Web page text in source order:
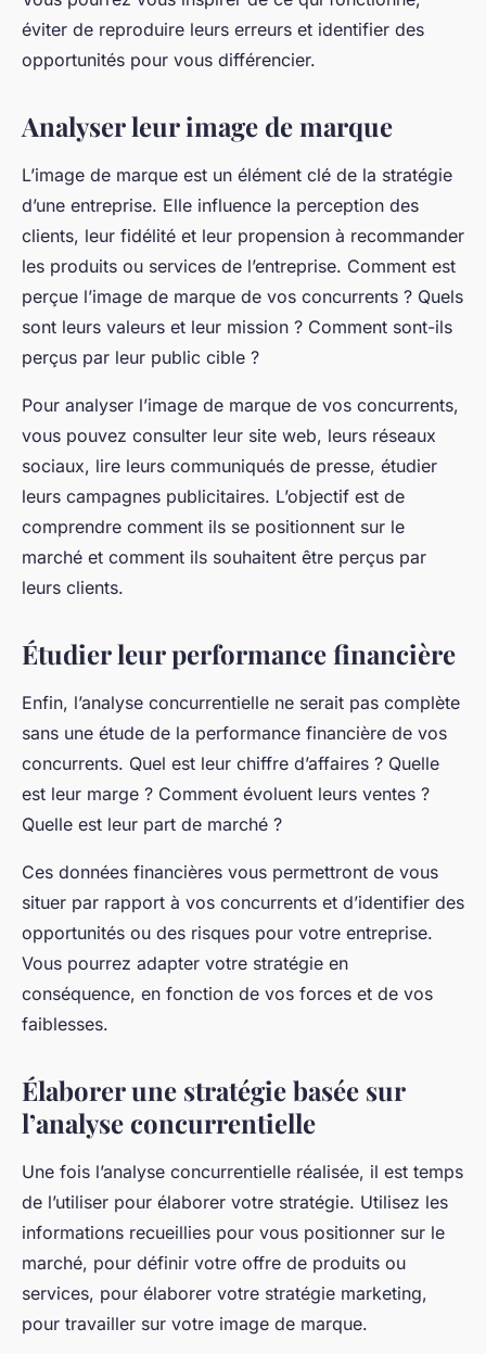
éviter de reproduire leurs erreurs et identifier des
opportunités pour vous différencier.
Analyser leur image de marque
L’image de marque est un élément clé de la stratégie
d’une entreprise. Elle influence la perception des
clients, leur fidélité et leur propension à recommander
les produits ou services de l’entreprise. Comment est
perçue l’image de marque de vos concurrents ? Quels
sont leurs valeurs et leur mission ? Comment sont-ils
perçus par leur public cible ?
Pour analyser l’image de marque de vos concurrents,
vous pouvez consulter leur site web, leurs réseaux
sociaux, lire leurs communiqués de presse, étudier
leurs campagnes publicitaires. L’objectif est de
comprendre comment ils se positionnent sur le
marché et comment ils souhaitent être perçus par
leurs clients.
Étudier leur performance financière
Enfin, l’analyse concurrentielle ne serait pas complète
sans une étude de la performance financière de vos
concurrents. Quel est leur chiffre d’affaires ? Quelle
est leur marge ? Comment évoluent leurs ventes ?
Quelle est leur part de marché ?
Ces données financières vous permettront de vous
situer par rapport à vos concurrents et d’identifier des
opportunités ou des risques pour votre entreprise.
Vous pourrez adapter votre stratégie en
conséquence, en fonction de vos forces et de vos
faiblesses.
Élaborer une stratégie basée sur
l’analyse concurrentielle
Une fois l’analyse concurrentielle réalisée, il est temps
de l’utiliser pour élaborer votre stratégie. Utilisez les
informations recueillies pour vous positionner sur le
marché, pour définir votre offre de produits ou
services, pour élaborer votre stratégie marketing,
pour travailler sur votre image de marque.